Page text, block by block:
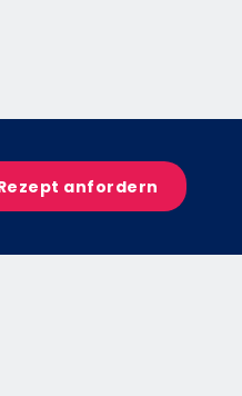
anfordern